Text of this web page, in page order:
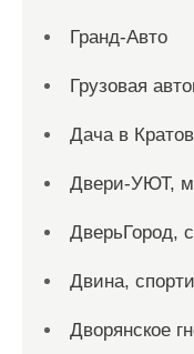
Гранд-Авто
Грузовая
Дача в
Двери-УЮТ,
ДверьГород,
Двина,
Дворянское